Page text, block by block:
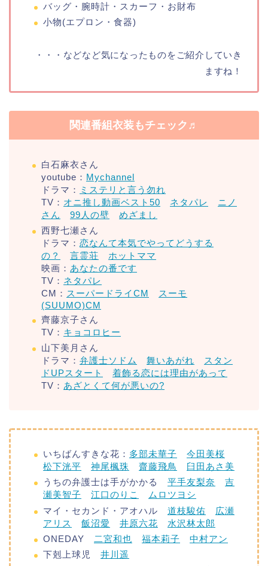
バッグ・腕時計・スカーフ・お財布
小物(エプロン・食器)
・・・などなど気になったものをご紹介していき
ますね！
関連番組衣装もチェック♬
白石麻衣さん
youtube： Mychannel
ドラマ： ミステリと言う勿れ
TV： オニ推し動画ベスト50 ネタパレ
ニノ
さん
99人の壁
めざまし
西野七瀬さん
ドラマ： 恋なんて本気でやってどうする
の？
言霊荘
ホットママ
映画： あなたの番です
TV： ネタパレ
CM： スーパードライCM
スーモ
(SUUMO)CM
齊藤京子さん
TV： キョコロヒー
山下美月さん
ドラマ： 弁護士ソドム 舞いあがれ
スタン
ドUPスタート
着飾る恋には理由があって
TV： あざとくて何が悪いの?
いちばんすきな花： 多部未華子
今田美桜
松下洸平
神尾楓珠 齋藤飛鳥
臼田あさ美
うちの弁護士は手がかかる 平手友梨奈
吉
瀬美智子
江口のりこ
ムロツヨシ
マイ・セカンド・アオハル 道枝駿佑
広瀬
アリス
飯沼愛 井原六花
水沢林太郎
ONEDAY
二宮和也 福本莉子
中村アン
下剋上球児 井川遥